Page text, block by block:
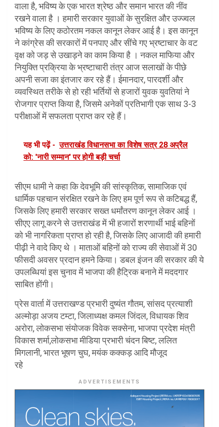
वाला है, भविष्य के एक भारत श्रेष्ठ और समान भारत की नींव
रखने वाला है । हमारी सरकार युवाओं के सुरक्षित और उज्ज्वल
भविष्य के लिए कठोरतम नकल कानून लेकर आई है। इस कानून
ने कांग्रेस की सरकारों में पनपाए और सींचे गए भ्रष्टाचार के वट
वृक्ष को जड़ से उखाड़ने का काम किया है । नकल माफिया और
नियुक्ति प्रक्रिया के भ्रष्टाचारी तंत्र आज सलाखों के पीछे
अपनी सजा का इंतजार कर रहे हैं। ईमानदार, पारदर्शी और
व्यवस्थित तरीके से हो रही भर्तियों से हजारों युवक युवतियां ने
रोजगार प्राप्त किया है, जिसमे अनेकों प्रतिभागी एक साथ 3-3
परीक्षाओं में सफलता प्राप्त कर रहे हैं।
यह भी पढ़ें - उत्तराखंड विधानसभा का विशेष सत्र 28 अप्रैल
को: 'नारी सम्मान' पर होगी बड़ी चर्चा
सीएम धामी ने कहा कि देवभूमि की सांस्कृतिक, सामाजिक एवं
धार्मिक पहचान संरक्षित रखने के लिए हम पूर्ण रूप से कटिबद्ध हैं,
जिसके लिए हमारी सरकार सख्त धर्मांतरण कानून लेकर आई ।
सीएए लागू करने से उत्तराखंड में भी हजारों शरणार्थी भाई बहिनों
को भी नागरिकता प्राप्त हो रही है, जिसके लिए आजादी की हमारी
पीढ़ी ने वादे किए थे । माताओं बहिनों को राज्य की सेवाओं में 30
फीसदी अवसर प्रदान हमने किया। डबल इंजन की सरकार की ये
उपलब्धियां इस चुनाव में भाजपा की हैट्रिक बनाने में मददगार
साबित होंगी।
प्रेस वार्ता में उत्तराखण्ड प्रभारी दुष्यंत गौतम, सांसद प्रत्याशी
अल्मोड़ा अजय टम्टा, जिलाध्यक्ष कमल जिंदल, विधायक शिव
अरोरा, लोकसभा संयोजक विवेक सक्सेना, भाजपा प्रदेश मंत्री
विकास शर्मा,लोकसभा मीडिया प्रभारी चंदन बिष्ट, ललित
मिगलानी, भारत भूषण चुघ, मयंक कक्कड़ आदि मौजूद
रहे
ADVERTISEMENTS